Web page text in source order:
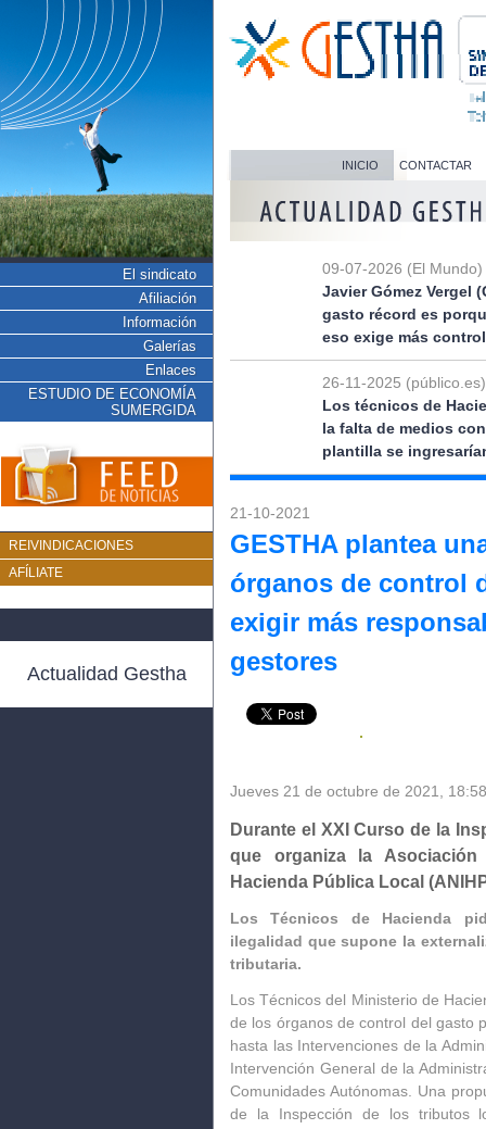
El sindicato
Afiliación
Información
Galerías
Enlaces
ESTUDIO DE ECONOMÍA
SUMERGIDA
REIVINDICACIONES
AFÍLIATE
Actualidad Gestha
INICIO CONTACTAR
09-07-2026 (El Mundo)
Javier Gómez Vergel
gasto récord es
eso exige más
26-11-2025 (público.es)
Los técnicos de
la falta de medios
plantilla se
21-10-2021
GESTHA plantea
órganos de control
exigir más
gestores
Jueves 21 de octubre de 2021
Durante el XXI Curso de la
que organiza la
Hacienda Pública Local
Los Técnicos de Hacienda
ilegalidad que supone la
tributaria.
Los Técnicos del Ministerio de
de los órganos de control del gasto
hasta las Intervenciones de la
Intervención General de la
Comunidades Autónomas. Una
de la Inspección de los tributos